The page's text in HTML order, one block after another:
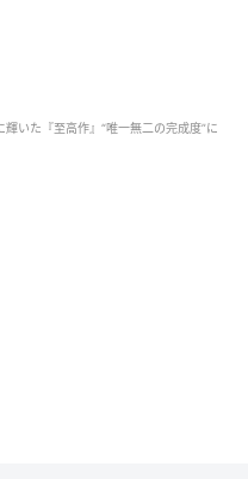
受けた浅田政志（二宮
とが大好きでした。彼
輝いた『至高作』“唯一無二の完成度”に